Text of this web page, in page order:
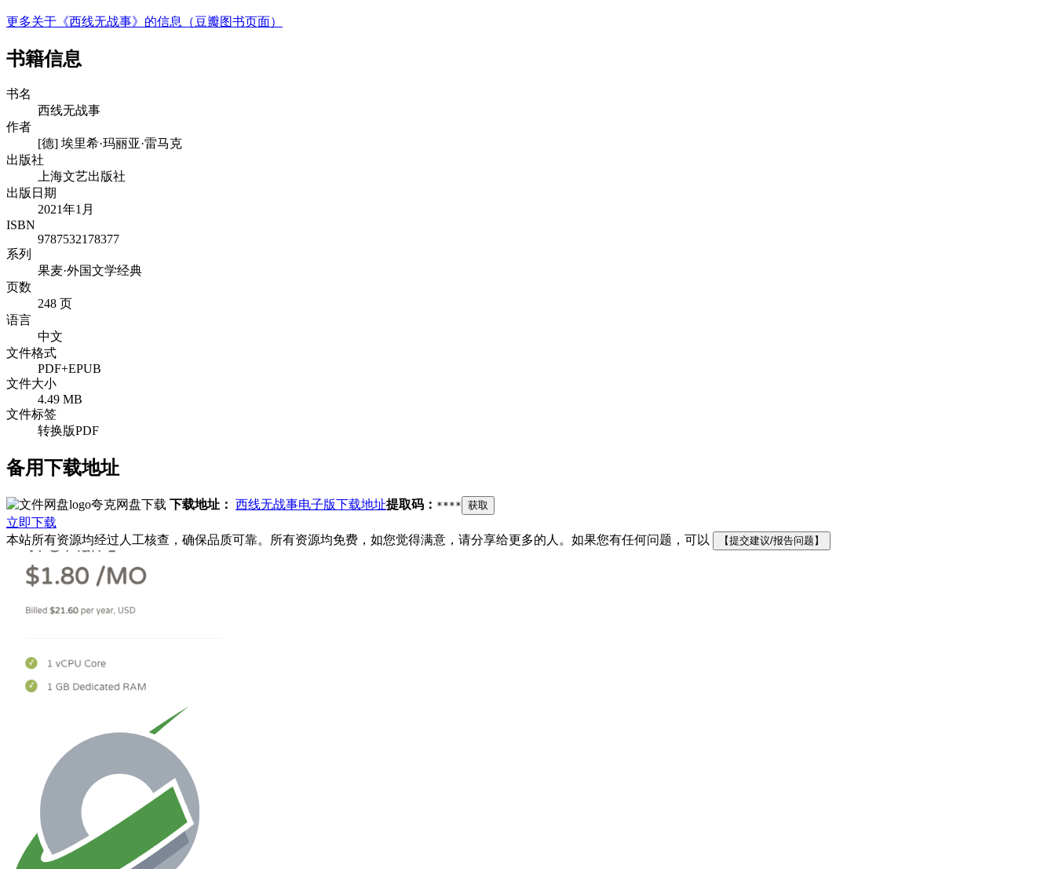
更多关于《西线无战事》的信息（豆瓣图书页面）
书籍信息
书名
西线无战事
作者
[德] 埃里希·玛丽亚·雷马克
出版社
上海文艺出版社
出版日期
2021年1月
ISBN
9787532178377
系列
果麦·外国文学经典
页数
248 页
语言
中文
文件格式
PDF+EPUB
文件大小
4.49 MB
文件标签
转换版PDF
备用下载地址
夸克网盘下载 下载地址： 西线无战事电子版下载地址提取码： **** 获取
立即下载
本站所有资源均经过人工核查，确保品质可靠。所有资源均免费，如您觉得满意，请分享给更多的人。如果您有任何问题，可以
【提交建议/报告问题】